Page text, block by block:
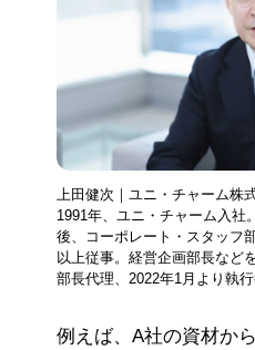
上田健次｜ユニ・チャーム株
1991年、ユニ・チャーム入社
後、コーポレート・スタッフ
以上従事。経営企画部長など
部長代理、2022年1月より執
例えば、A社の資材か